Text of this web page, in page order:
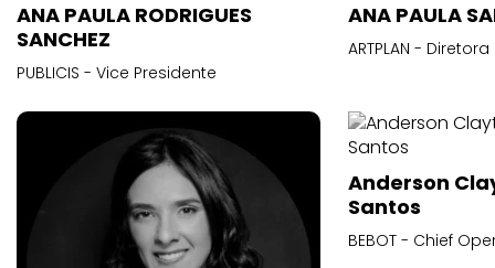
ANA PAULA RODRIGUES
SANCHEZ
PUBLICIS - Vice Presidente
ANA PAULA
ARTPLAN -
Anderson
Santos
BEBOT - Chief